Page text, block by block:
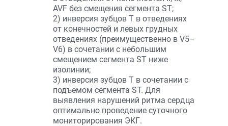
AVF без смещения сегмента ST;
2) инверсия зубцов Т в отведениях
от конечностей и левых грудных
отведениях (преимущественно в V5–
V6) в сочетании с небольшим
смещением сегмента ST ниже
изолинии;
3) инверсия зубцов Т в сочетании с
подъемом сегмента ST. Для
выявления нарушений ритма сердца
оптимально проведение суточного
мониторирования ЭКГ.